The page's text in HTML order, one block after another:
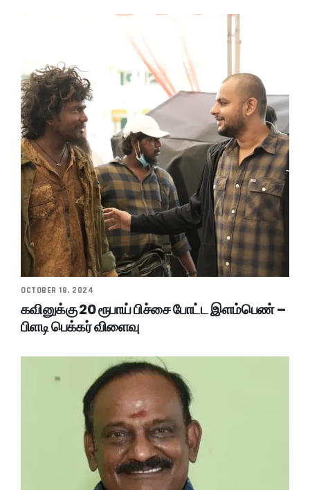
OCTOBER 18, 2024
கவினுக்கு 20 ரூபாய் பிச்சை போட்ட இளம்பெண் –
பிளடி பெக்கர் விளைவு